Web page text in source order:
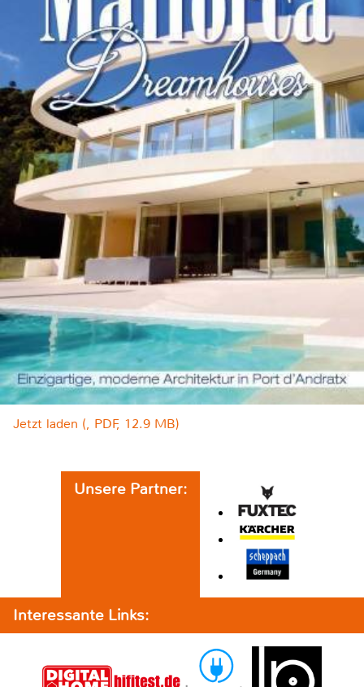
Jetzt laden (, PDF, 12.9 MB)
Unsere Partner:
Interessante Links: